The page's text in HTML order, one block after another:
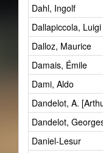
Dahl, Ingolf
Dallapiccola, Luigi
Dalloz, Maurice
Damais, Émile
Dami, Aldo
Dandelot, A.
Dandelot,
Daniel-Lesur